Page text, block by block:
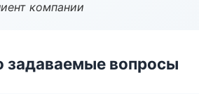
компании
задаваемые вопросы